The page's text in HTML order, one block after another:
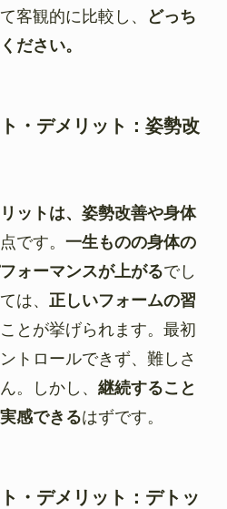
客観的に比較し、
どっち
ださい。
・デメリット：姿勢改
ットは、姿勢改善や身体
です。 一生ものの身体の
ォーマンスが上がるでし
は、 正しいフォームの習
ことが挙げられます。最初
トロールできず、難しさ
。しかし、 継続すること
感できるはずです。
・デメリット：デトッ